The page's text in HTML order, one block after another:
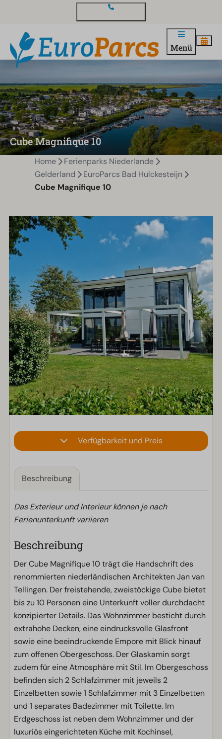
Menü
Cube Magnifique 10
Home
Ferienparks Niederlande
Gelderland
EuroParcs Bad Hulckesteijn
Cube Magnifique 10
Verfügbarkeit und Preis
Beschreibung
Das Exterieur und Interieur können je nach
Ferienunterkunft variieren
Beschreibung
Der Cube Magnifique 10 trägt die Handschrift des
renommierten niederländischen Architekten Jan van
Tellingen. Der freistehende, zweistöckige Cube bietet
bis zu 10 Personen eine Unterkunft voller durchdacht
konzipierter Details. Das Wohnzimmer besticht durch
extrahohe Decken, eine eindrucksvolle Glasfront
sowie eine beeindruckende Empore mit Blick hinauf
zum offenen Obergeschoss. Der Glaskamin sorgt
zudem für eine Atmosphäre mit Stil. Im Obergeschoss
befinden sich 2 Schlafzimmer mit jeweils 2
Einzelbetten sowie 1 Schlafzimmer mit 3 Einzelbetten
und 1 separates Badezimmer mit Toilette. Im
Erdgeschoss ist neben dem Wohnzimmer und der
luxuriös eingerichteten Küche mit Kochinsel,